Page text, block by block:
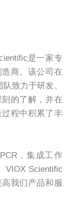
是一家专
商。该公司在
致力于研发。
的了解，并在
程中积累了丰
，集成工作
VIOX Scientific
我们产品和服